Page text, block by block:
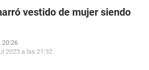
vestido de mujer siendo
20:26
2023 a las 21:32